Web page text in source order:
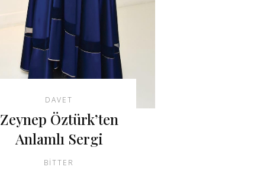
DAVET
Zeynep Öztürk’ten
Anlamlı Sergi
BITTER